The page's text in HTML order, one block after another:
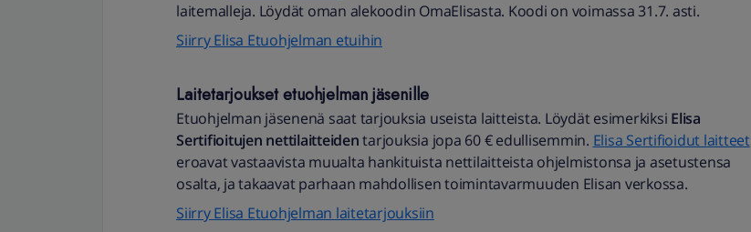
laitemalleja. Löydät oman alekoodin OmaElisasta. Koodi on voimassa 31.7. asti.
Siirry Elisa Etuohjelman etuihin
Laitetarjoukset etuohjelman jäsenille
Etuohjelman jäsenenä saat tarjouksia useista laitteista. Löydät esimerkiksi Elisa
Sertifioitujen nettilaitteidentarjouksia jopa 60 € edullisemmin. Elisa Sertifioidut laitteet
eroavat vastaavista muualta hankituista nettilaitteista ohjelmistonsa ja asetustensa
osalta, ja takaavat parhaan mahdollisen toimintavarmuuden Elisan verkossa.
Siirry Elisa Etuohjelman laitetarjouksiin